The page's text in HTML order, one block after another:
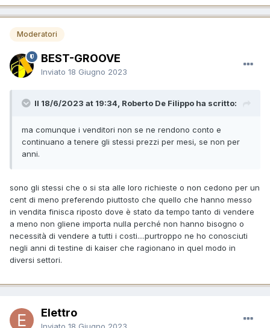
Moderatori
BEST-GROOVE
Inviato 18 Giugno 2023
Il 18/6/2023 at 19:34, Roberto De Filippo ha scritto:
ma comunque i venditori non se ne rendono conto e
continuano a tenere gli stessi prezzi per mesi, se non per
anni.
sono gli stessi che o si sta alle loro richieste o non cedono per un
cent di meno preferendo piuttosto che quello che hanno messo
in vendita finisca riposto dove è stato da tempo tanto di vendere
a meno non gliene importa nulla perché non hanno bisogno o
necessità di vendere a tutti i costi....purtroppo ne ho conosciuti
negli anni di testine di kaiser che ragionano in quel modo in
diversi settori.
Elettro